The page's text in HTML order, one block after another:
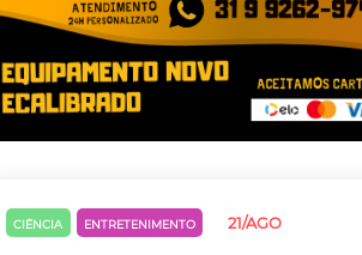
CIÊNCIA ENTRETENIMENTO 21/AGO